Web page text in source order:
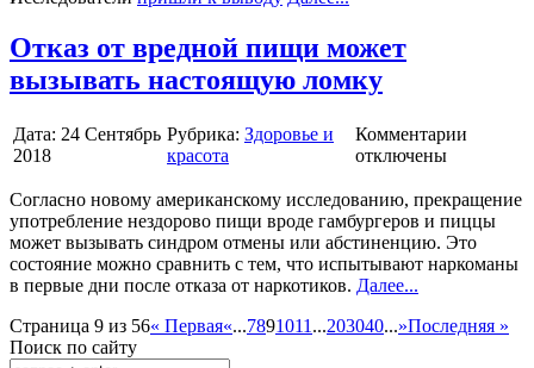
Отказ от вредной пищи может
вызывать настоящую ломку
Дата: 24 Сентябрь
2018
Рубрика: Здоровье и
красота
Комментарии
отключены
Согласно новому американскому исследованию, прекращение
употребление нездорово пищи вроде гамбургеров и пиццы
может вызывать синдром отмены или абстиненцию. Это
состояние можно сравнить с тем, что испытывают наркоманы
в первые дни после отказа от наркотиков. Далее...
Страница 9 из 56« Первая«...7891011 ...203040...»Последняя »
Поиск по сайту